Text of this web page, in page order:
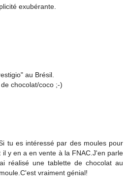
exubérante.
au Brésil.
chocolat/coco ;-)
tu es intéressé par des moules pour
il y en a en vente à la FNAC.J'en parle
réalisé une tablette de chocolat au
vraiment génial!